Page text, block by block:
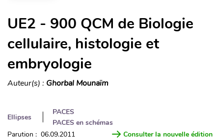
UE2 - 900 QCM de Biologie
cellulaire, histologie et
embryologie
Auteur(s) : Ghorbal Mounaïm
Ellipses
PACES
PACES en schémas
Parution : 06.09.2011
Consulter la nouvelle édition